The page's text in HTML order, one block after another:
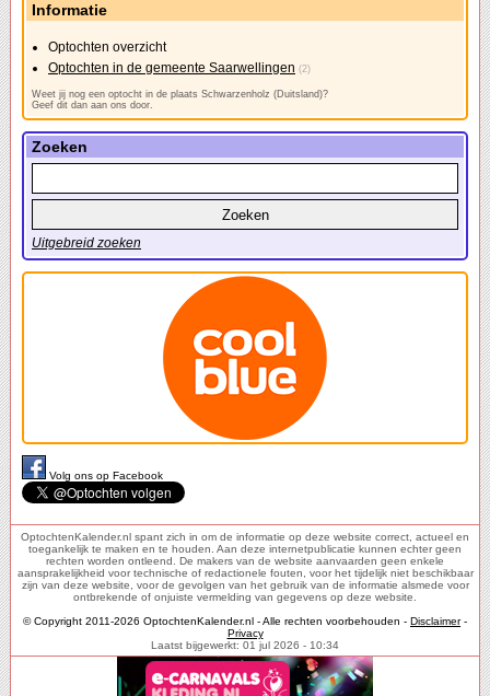
Informatie
Optochten overzicht
Optochten in de gemeente Saarwellingen (2)
Weet jij nog een optocht in de plaats Schwarzenholz (Duitsland)?
Geef dit dan aan ons door.
Zoeken
Uitgebreid zoeken
Volg ons op Facebook
OptochtenKalender.nl spant zich in om de informatie op deze website correct, actueel en
toegankelijk te maken en te houden. Aan deze internetpublicatie kunnen echter geen
rechten worden ontleend. De makers van de website aanvaarden geen enkele
aansprakelijkheid voor technische of redactionele fouten, voor het tijdelijk niet beschikbaar
zijn van deze website, voor de gevolgen van het gebruik van de informatie alsmede voor
ontbrekende of onjuiste vermelding van gegevens op deze website.
© Copyright 2011-2026 OptochtenKalender.nl - Alle rechten voorbehouden - Disclaimer-
Privacy
Laatst bijgewerkt: 01 jul 2026 - 10:34